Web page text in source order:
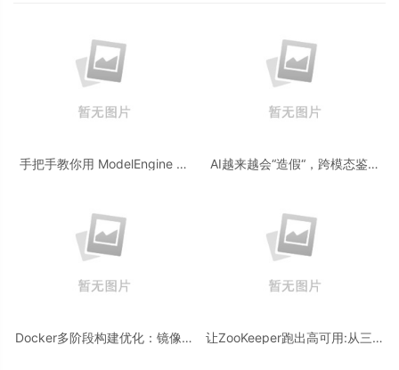
手把手教你用 ModelEngine 打
AI越来越会“造假“，跨模态鉴伪
Docker多阶段构建优化：镜像体
让ZooKeeper跑出高可用:从三节